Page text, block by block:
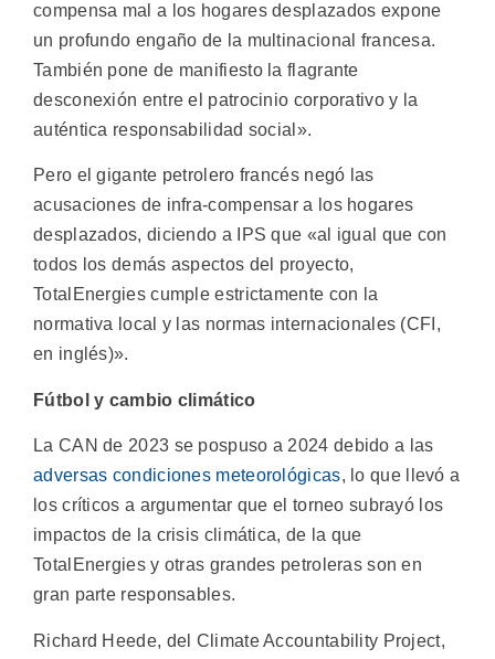
compensa mal a los hogares desplazados expone
un profundo engaño de la multinacional francesa.
También pone de manifiesto la flagrante
desconexión entre el patrocinio corporativo y la
auténtica responsabilidad social».
Pero el gigante petrolero francés negó las
acusaciones de infra-compensar a los hogares
desplazados, diciendo a IPS que «al igual que con
todos los demás aspectos del proyecto,
TotalEnergies cumple estrictamente con la
normativa local y las normas internacionales (CFI,
en inglés)».
Fútbol y cambio climático
La CAN de 2023 se pospuso a 2024 debido a las
adversas condiciones meteorológicas, lo que llevó a
los críticos a argumentar que el torneo subrayó los
impactos de la crisis climática, de la que
TotalEnergies y otras grandes petroleras son en
gran parte responsables.
Richard Heede, del Climate Accountability Project,